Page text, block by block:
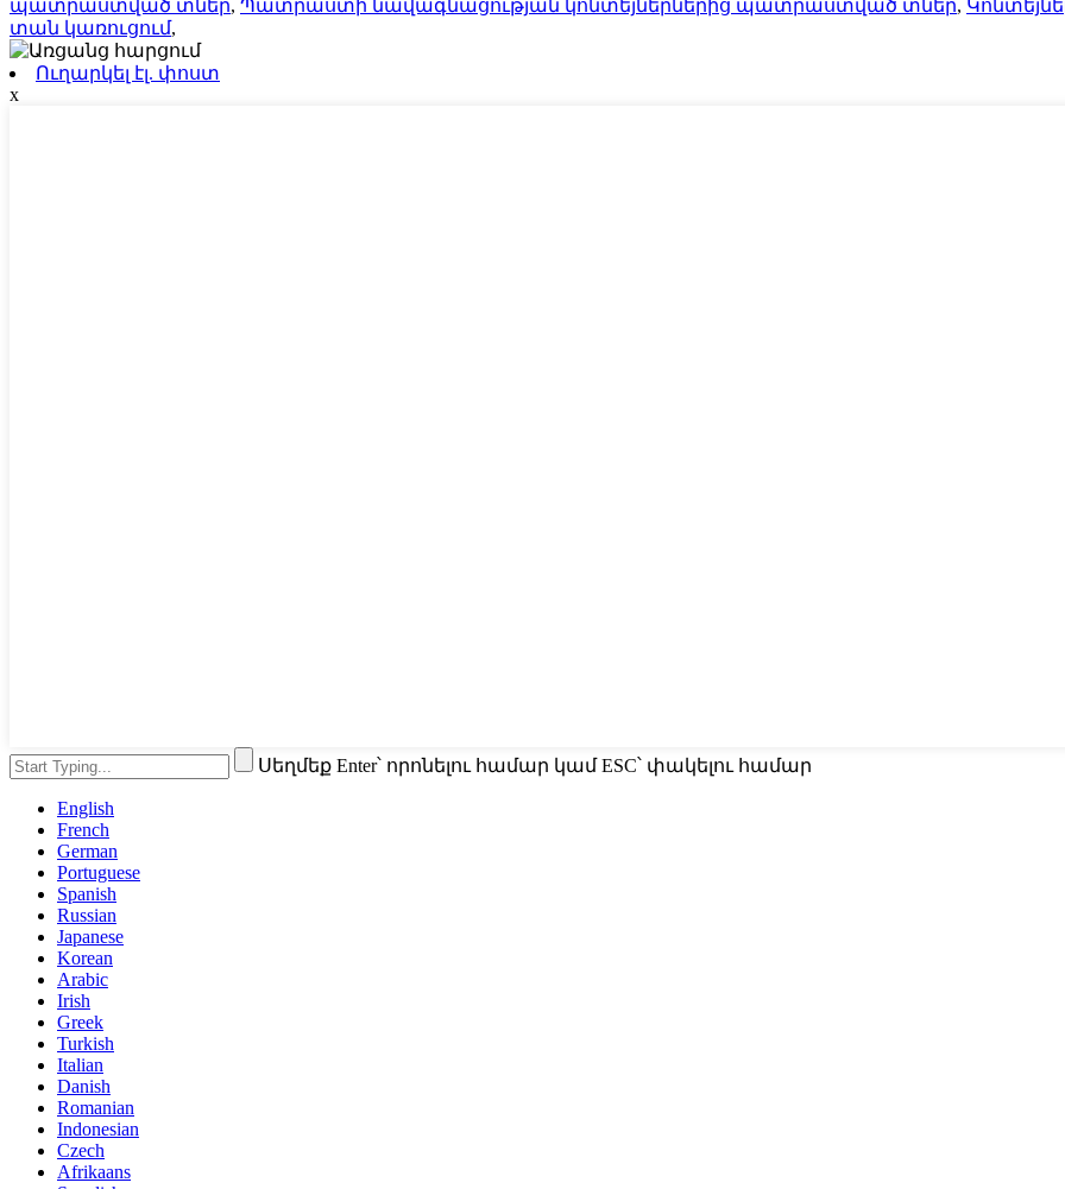
պատրաստված տներ, Պատրաստի նավագնացության կոնտեյներներից պատրաստված տներ,
տան կառուցում,
Ուղարկել էլ. փոստ
x
Սեղմեք Enter՝ որոնելու համար կամ ESC՝ փակելու համար
English
French
German
Portuguese
Spanish
Russian
Japanese
Korean
Arabic
Irish
Greek
Turkish
Italian
Danish
Romanian
Indonesian
Czech
Afrikaans